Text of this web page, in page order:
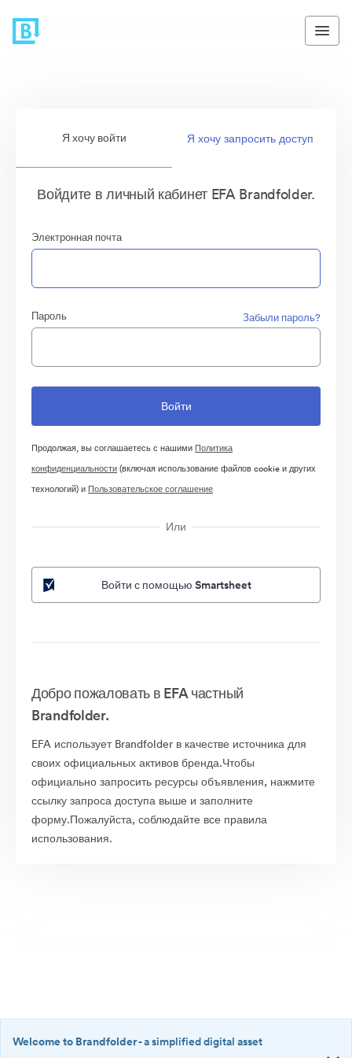
Я хочу войти Я хочу запросить доступ
Войдите в личный кабинет EFA Brandfolder.
Электронная почта
Пароль Забыли пароль?
Продолжая, вы соглашаетесь с нашими Политика
конфиденциальности(включая использование файлов cookie и других
технологий) и Пользовательское соглашение
Или
Войти с помощью Smartsheet
Добро пожаловать в EFA частный
Brandfolder.
EFA использует Brandfolder в качестве источника для
своих официальных активов бренда.Чтобы
официально запросить ресурсы объявления, нажмите
ссылку запроса доступа выше и заполните
форму.Пожалуйста, соблюдайте все правила
использования.
Welcome to Brandfolder- a simplified digital asset